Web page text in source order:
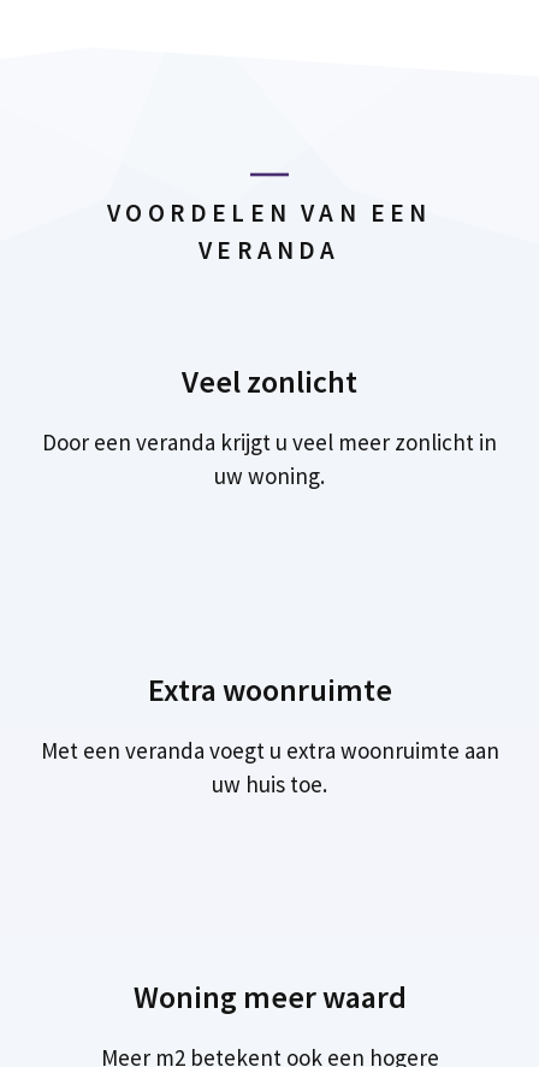
VOORDELEN VAN EEN
VERANDA
Veel zonlicht
Door een veranda krijgt u veel meer zonlicht in
uw woning.
Extra woonruimte
Met een veranda voegt u extra woonruimte aan
uw huis toe.
Woning meer waard
Meer m2 betekent ook een hogere